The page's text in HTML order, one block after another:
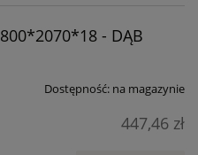
- DĄB
Dostępność: na magazynie
447,46 zł